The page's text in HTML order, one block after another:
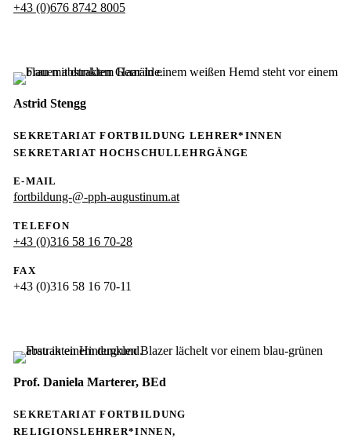
+43 (0)676 8742 8005
Astrid Stengg
SEKRETARIAT FORTBILDUNG LEHRER*INNEN
SEKRETARIAT HOCHSCHULLEHRGÄNGE
E-MAIL
fortbildung-@-pph-augustinum.at
TELEFON
+43 (0)316 58 16 70-28
FAX
+43 (0)316 58 16 70-11
Prof. Daniela Marterer, BEd
SEKRETARIAT FORTBILDUNG
RELIGIONSLEHRER*INNEN,